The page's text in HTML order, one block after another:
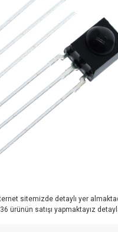
sitemizde detaylı yer
ürünün satışı yapmaktayız